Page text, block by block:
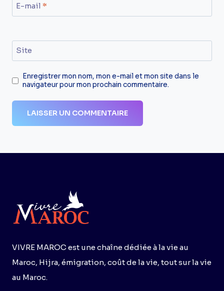
E-mail *
Site
Enregistrer mon nom, mon e-mail et mon site dans le
navigateur pour mon prochain commentaire.
VIVRE MAROC est une chaîne dédiée à la vie au
Maroc, Hijra, émigration, coût de la vie, tout sur la vie
au Maroc.